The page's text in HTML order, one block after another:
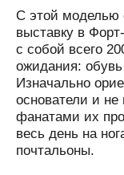
С этой моделью
выставку в
с собой всего
ожидания: обувь
Изначально
основатели и
фанатами их
весь день на
почтальоны.